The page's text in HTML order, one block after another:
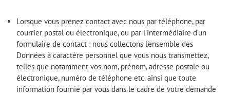
Lorsque vous prenez contact avec nous par téléphone, par
courrier postal ou électronique, ou par l’intermédiaire d’un
formulaire de contact : nous collectons l’ensemble des
Données à caractère personnel que vous nous transmettez,
telles que notamment vos nom, prénom, adresse postale ou
électronique, numéro de téléphone etc. ainsi que toute
information fournie par vous dans le cadre de votre demande